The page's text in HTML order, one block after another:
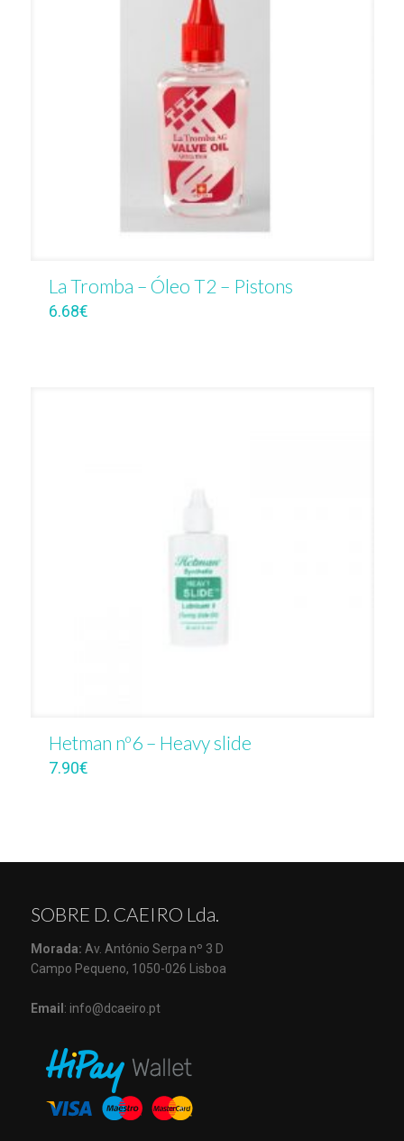
La Tromba – Óleo T2 – Pistons
6.68€
Hetman nº6 – Heavy slide
7.90€
SOBRE D. CAEIRO Lda.
Morada: Av. António Serpa nº 3 D
Campo Pequeno, 1050-026 Lisboa
Email : info@dcaeiro.pt